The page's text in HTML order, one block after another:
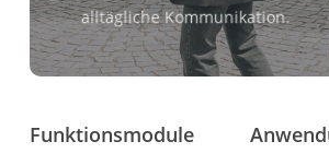
alltägliche Kommunikation.
Funktionsmodule